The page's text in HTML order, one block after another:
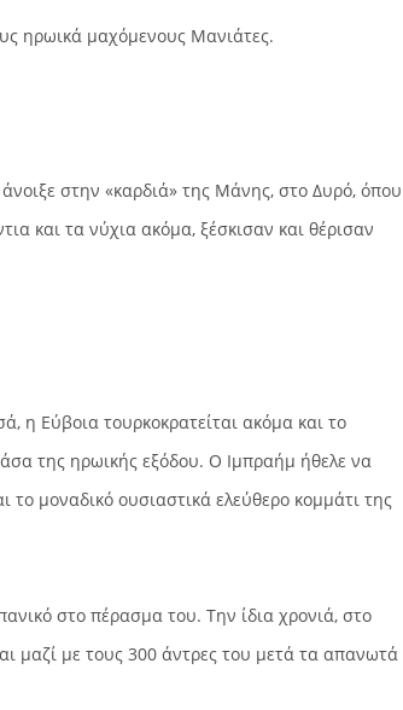
ηρωικά μαχόμενους Μανιάτες.
στην «καρδιά» της Μάνης, στο Δυρό, όπου
και τα νύχια ακόμα, ξέσκισαν και θέρισαν
η Εύβοια τουρκοκρατείται ακόμα και το
της ηρωικής εξόδου. Ο Ιμπραήμ ήθελε να
το μοναδικό ουσιαστικά ελεύθερο κομμάτι της
στο πέρασμα του. Την ίδια χρονιά, στο
μαζί με τους 300 άντρες του μετά τα απανωτά